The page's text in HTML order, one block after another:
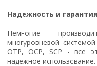
Надежность и
Немногие
многуровневой
OTP, OCP, SCP - все
надежное использование.